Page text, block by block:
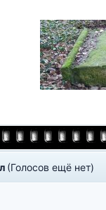
(Голосов ещё нет)